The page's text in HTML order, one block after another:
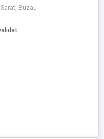
Motostivuitoarele
Atv-uri Materiale de
orice Disponibil și 2
Și la Orice Oră
Buzau